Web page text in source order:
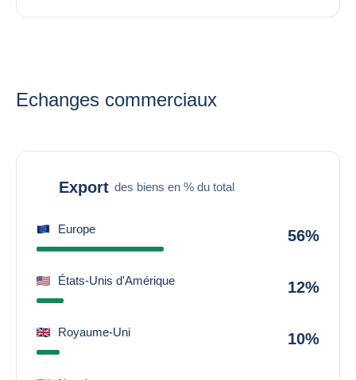
Echanges commerciaux
Export des biens en % du total
Europe 56%
États-Unis d'Amérique 12%
Royaume-Uni 10%